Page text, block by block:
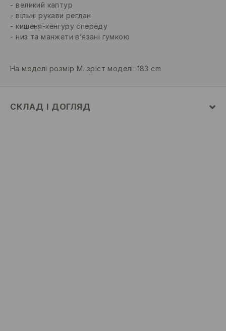
великий каптур
вільні рукави реглан
кишеня-кенгуру спереду
низ та манжети в’язані гумкою
На моделі розмір M. зріст моделі: 183 cm
СКЛАД І ДОГЛЯД